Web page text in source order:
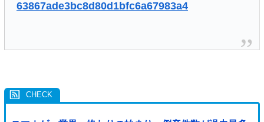
63867ade3bc8d80d1bfc6a67983a4